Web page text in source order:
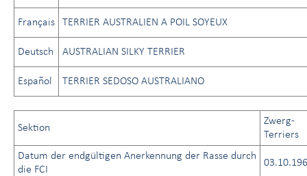
Français TERRIER AUSTRALIEN A POIL SOYEUX
Deutsch AUSTRALIAN SILKY TERRIER
Español TERRIER SEDOSO AUSTRALIANO
Sektion
Zwerg-
Terriers
Datum der endgültigen Anerkennung der Rasse durch
die FCI